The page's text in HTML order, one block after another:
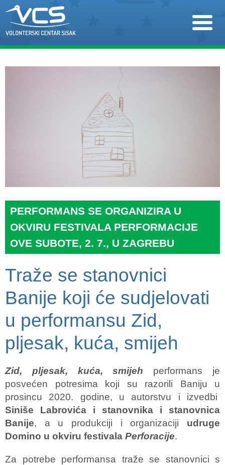
PERFORMANS SE ORGANIZIRA U
OKVIRU FESTIVALA PERFORMACIJE
OVE SUBOTE, 2. 7., U ZAGREBU
Traže se stanovnici
Banije koji će sudjelovati
u performansu Zid,
pljesak, kuća, smijeh
Zid, pljesak, kuća, smijeh performans je
posvećen potresima koji su razorili Baniju u
prosincu 2020. godine, u autorstvu i izvedbi
Siniše Labrovića i stanovnika i stanovnica
Banije, a u produkciji i organizaciji udruge
Domino u okviru festivala Perforacije.
Za potrebe performansa traže se stanovnici s